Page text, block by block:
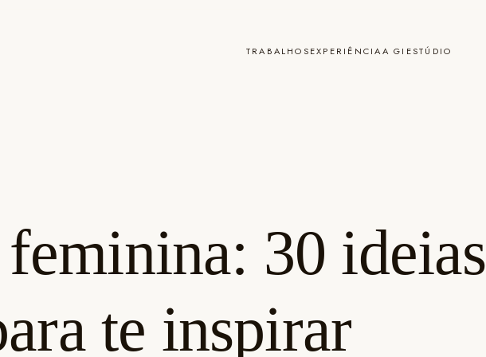
TRABALHOSEXPERIÊNCIAA GI ESTÚDIO
30 ideias
te inspirar